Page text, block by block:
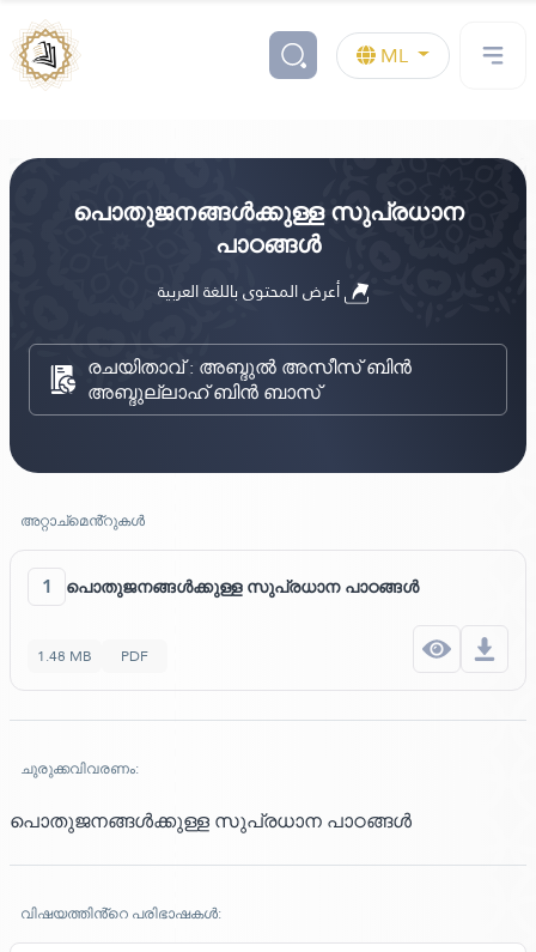
ML
പൊതുജനങ്ങൾക്കുള്ള സുപ്രധാന
പാഠങ്ങൾ
രചയിതാവ് : അബ്ദുല്‍ അസീസ്‌ ബിന്‍
അബ്ദുല്ലാഹ്‌ ബിന്‍ ബാസ്‌
അറ്റാച്മെൻ്റുകൾ
1 പൊതുജനങ്ങൾക്കുള്ള സുപ്രധാന പാഠങ്ങൾ
1.48 MB PDF
ചുരുക്കവിവരണം:
പൊതുജനങ്ങൾക്കുള്ള സുപ്രധാന പാഠങ്ങൾ
വിഷയത്തിൻ്റെ പരിഭാഷകൾ: